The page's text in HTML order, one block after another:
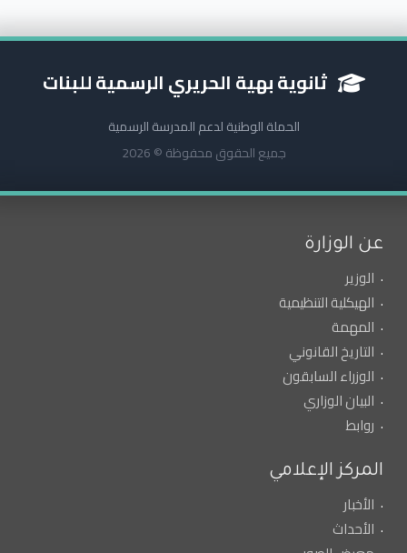
ثانوية بهية الحريري الرسمية للبنات
الحملة الوطنية لدعم المدرسة الرسمية
جميع الحقوق محفوظة © 2026
عن الوزارة
الوزير
الهيكلية التنظيمية
المهمة
التاريخ القانوني
الوزراء السابقون
البيان الوزاري
روابط
المركز الإعلامي
الأخبار
الأحداث